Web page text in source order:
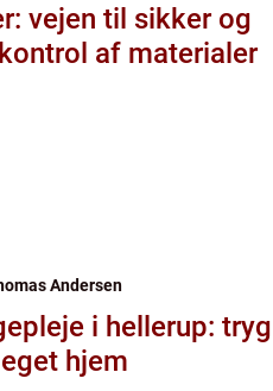
vejen til sikker og
af materialer
Andersen
i hellerup: tryg
hjem